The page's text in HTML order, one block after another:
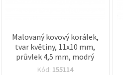
Malovaný kovový korálek,
tvar květiny, 11x10 mm,
průvlek 4,5 mm, modrý
Kód: 155114